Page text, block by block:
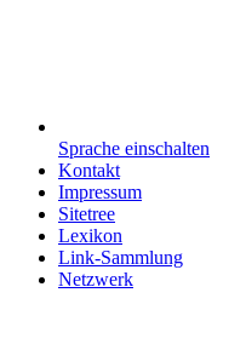
Sprache einschalten
Kontakt
Impressum
Sitetree
Lexikon
Link-Sammlung
Netzwerk